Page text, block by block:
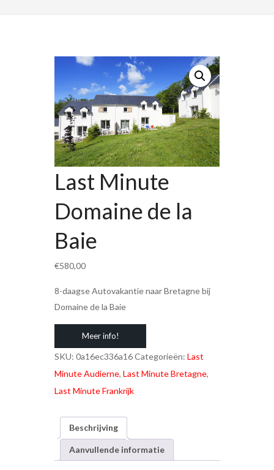
Last Minute
Domaine de la
Baie
€580,00
8-daagse Autovakantie naar Bretagne bij
Domaine de la Baie
Meer info!
SKU: 0a16ec336a16Categorieën: Last
Minute Audierne, Last Minute Bretagne,
Last Minute Frankrijk
Beschrijving
Aanvullende informatie